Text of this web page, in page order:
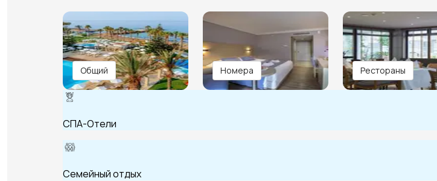
Общий Номера Рестораны
СПА-Отели
Семейный отдых